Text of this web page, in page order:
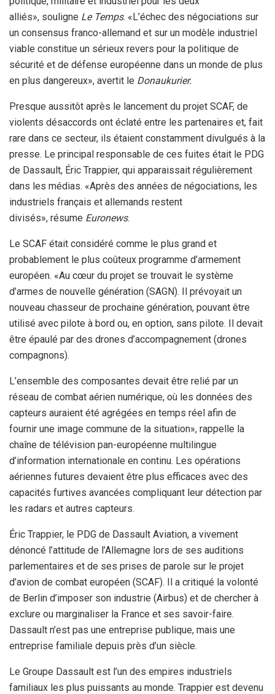
alliés», souligne Le Temps. «L’échec des négociations sur
un consensus franco-allemand et sur un modèle industriel
viable constitue un sérieux revers pour la politique de
sécurité et de défense européenne dans un monde de plus
en plus dangereux», avertit le Donaukurier.
Presque aussitôt après le lancement du projet SCAF, de
violents désaccords ont éclaté entre les partenaires et, fait
rare dans ce secteur, ils étaient constamment divulgués à la
presse. Le principal responsable de ces fuites était le PDG
de Dassault, Éric Trappier, qui apparaissait régulièrement
dans les médias. «Après des années de négociations, les
industriels français et allemands restent
divisés», résume Euronews.
Le SCAF était considéré comme le plus grand et
probablement le plus coûteux programme d’armement
européen. «Au cœur du projet se trouvait le système
d’armes de nouvelle génération (SAGN). Il prévoyait un
nouveau chasseur de prochaine génération, pouvant être
utilisé avec pilote à bord ou, en option, sans pilote. Il devait
être épaulé par des drones d’accompagnement (drones
compagnons).
L’ensemble des composantes devait être relié par un
réseau de combat aérien numérique, où les données des
capteurs auraient été agrégées en temps réel afin de
fournir une image commune de la situation», rappelle la
chaîne de télévision pan-européenne multilingue
d’information internationale en continu. Les opérations
aériennes futures devaient être plus efficaces avec des
capacités furtives avancées compliquant leur détection par
les radars et autres capteurs.
Éric Trappier, le PDG de Dassault Aviation, a vivement
dénoncé l’attitude de l’Allemagne lors de ses auditions
parlementaires et de ses prises de parole sur le projet
d’avion de combat européen (SCAF). Il a critiqué la volonté
de Berlin d’imposer son industrie (Airbus) et de chercher à
exclure ou marginaliser la France et ses savoir-faire.
Dassault n’est pas une entreprise publique, mais une
entreprise familiale depuis près d’un siècle.
Le Groupe Dassault est l’un des empires industriels
familiaux les plus puissants au monde. Trappier est devenu